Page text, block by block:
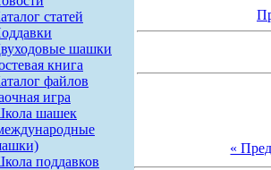
статей
шашки
книга
файлов
игра
шашек
поддавков
«